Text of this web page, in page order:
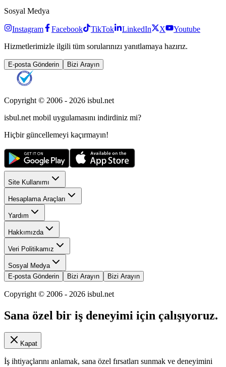
Sosyal Medya
Instagram Facebook TikTok LinkedIn X
Youtube
Hizmetlerimizle ilgili tüm sorularınızı yanıtlamaya hazırız.
E-posta Gönderin Bizi Arayın
Copyright © 2006 - 2026 isbul.net
isbul.net mobil uygulamasını indirdiniz mi?
Hiçbir güncellemeyi kaçırmayın!
Site Kullanımı
Hesaplama Araçları
Yardım
Hakkımızda
Veri Politikamız
Sosyal Medya
E-posta Gönderin
Bizi Arayın Bizi Arayın
Copyright © 2006 - 2026 isbul.net
Sana özel bir iş deneyimi için çalışıyoruz.
Kapat
İş ihtiyaçlarını anlamak, sana özel fırsatları sunmak ve deneyimini